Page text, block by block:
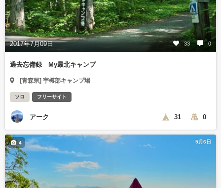
2017年7月09日 33 0
過去忘備録 My最北キャンプ
[青森県] 宇樽部キャンプ場
ソロ フリーサイト
アーク 31 0
5月6日
4